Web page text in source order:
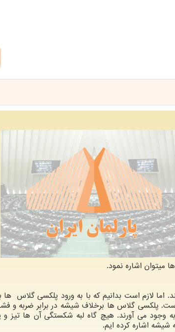
میتوان اشاره نمود.
لازم است بدانیم که با به ورود پلکسی گلاس ها
پلکسی گلاس ها برخلاف شیشه در برابر ضربه و
می آورند. هیچ گاه لبه شکستگی آن ها تیز و
شیشه اشاره کرده ایم.